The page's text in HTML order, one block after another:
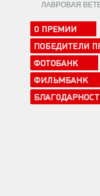
ЛАВРОВАЯ